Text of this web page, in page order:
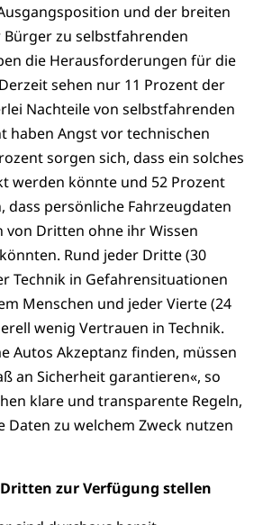
und der breiten
zu selbstfahrenden
die Herausforderungen für die
sehen nur 11 Prozent der
Nachteile von selbstfahrenden
haben Angst vor technischen
sorgen sich, dass ein solches
werden könnte und 52 Prozent
dass persönliche Fahrzeugdaten
von Dritten ohne ihr Wissen
Rund jeder Dritte (30
Technik in Gefahrensituationen
Menschen und jeder Vierte (24
wenig Vertrauen in Technik.
Autos Akzeptanz finden, müssen
an Sicherheit garantieren«, so
klare und transparente Regeln,
Daten zu welchem Zweck nutzen
zur Verfügung stellen